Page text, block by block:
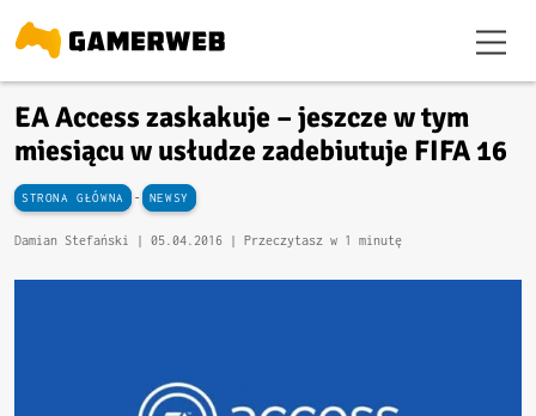
EA Access zaskakuje – jeszcze w tym
miesiącu w usłudze zadebiutuje FIFA 16
STRONA GŁÓWNA - NEWSY
Damian Stefański | 05.04.2016 | Przeczytasz w 1 minutę